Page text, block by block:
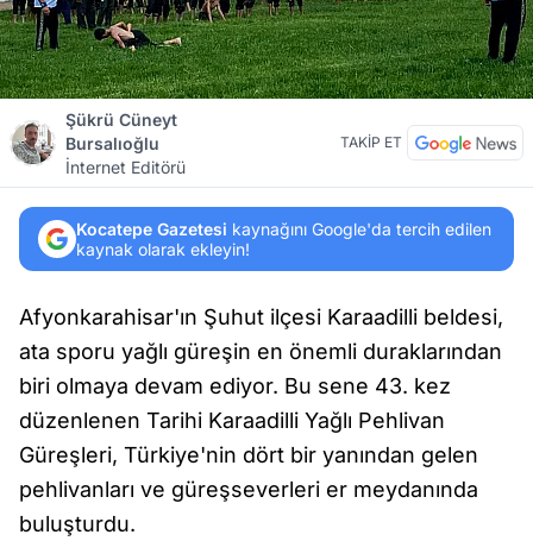
Şükrü Cüneyt
Bursalıoğlu
İnternet Editörü
TAKİP ET
Kocatepe Gazetesi kaynağını Google'da tercih edilen
kaynak olarak ekleyin!
Afyonkarahisar'ın Şuhut ilçesi Karaadilli beldesi,
ata sporu yağlı güreşin en önemli duraklarından
biri olmaya devam ediyor. Bu sene 43. kez
düzenlenen Tarihi Karaadilli Yağlı Pehlivan
Güreşleri, Türkiye'nin dört bir yanından gelen
pehlivanları ve güreşseverleri er meydanında
buluşturdu.